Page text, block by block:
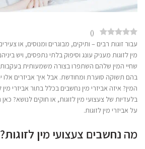
(
)
עבור זוגות רבים – ותיקים, מבוגרים ומנוסים, או
מין לזוגות מעניק עונג וסיפוק בלתי נתפסים, ויש
שחיי המין שלהם השתפרו בצורה משמעותית
בהם תשוקה סוערת ומחודשת. אבל איך אביזרים אלו
המין? איזה אביזרי מין נחשבים בכלל בתור אביזרי
בלעדיות של צעצועי מין לזוגות, או חוקים לנושא?
על אביזרי מין לזוגות.
מה נחשבים צעצועי מין לזוגות?